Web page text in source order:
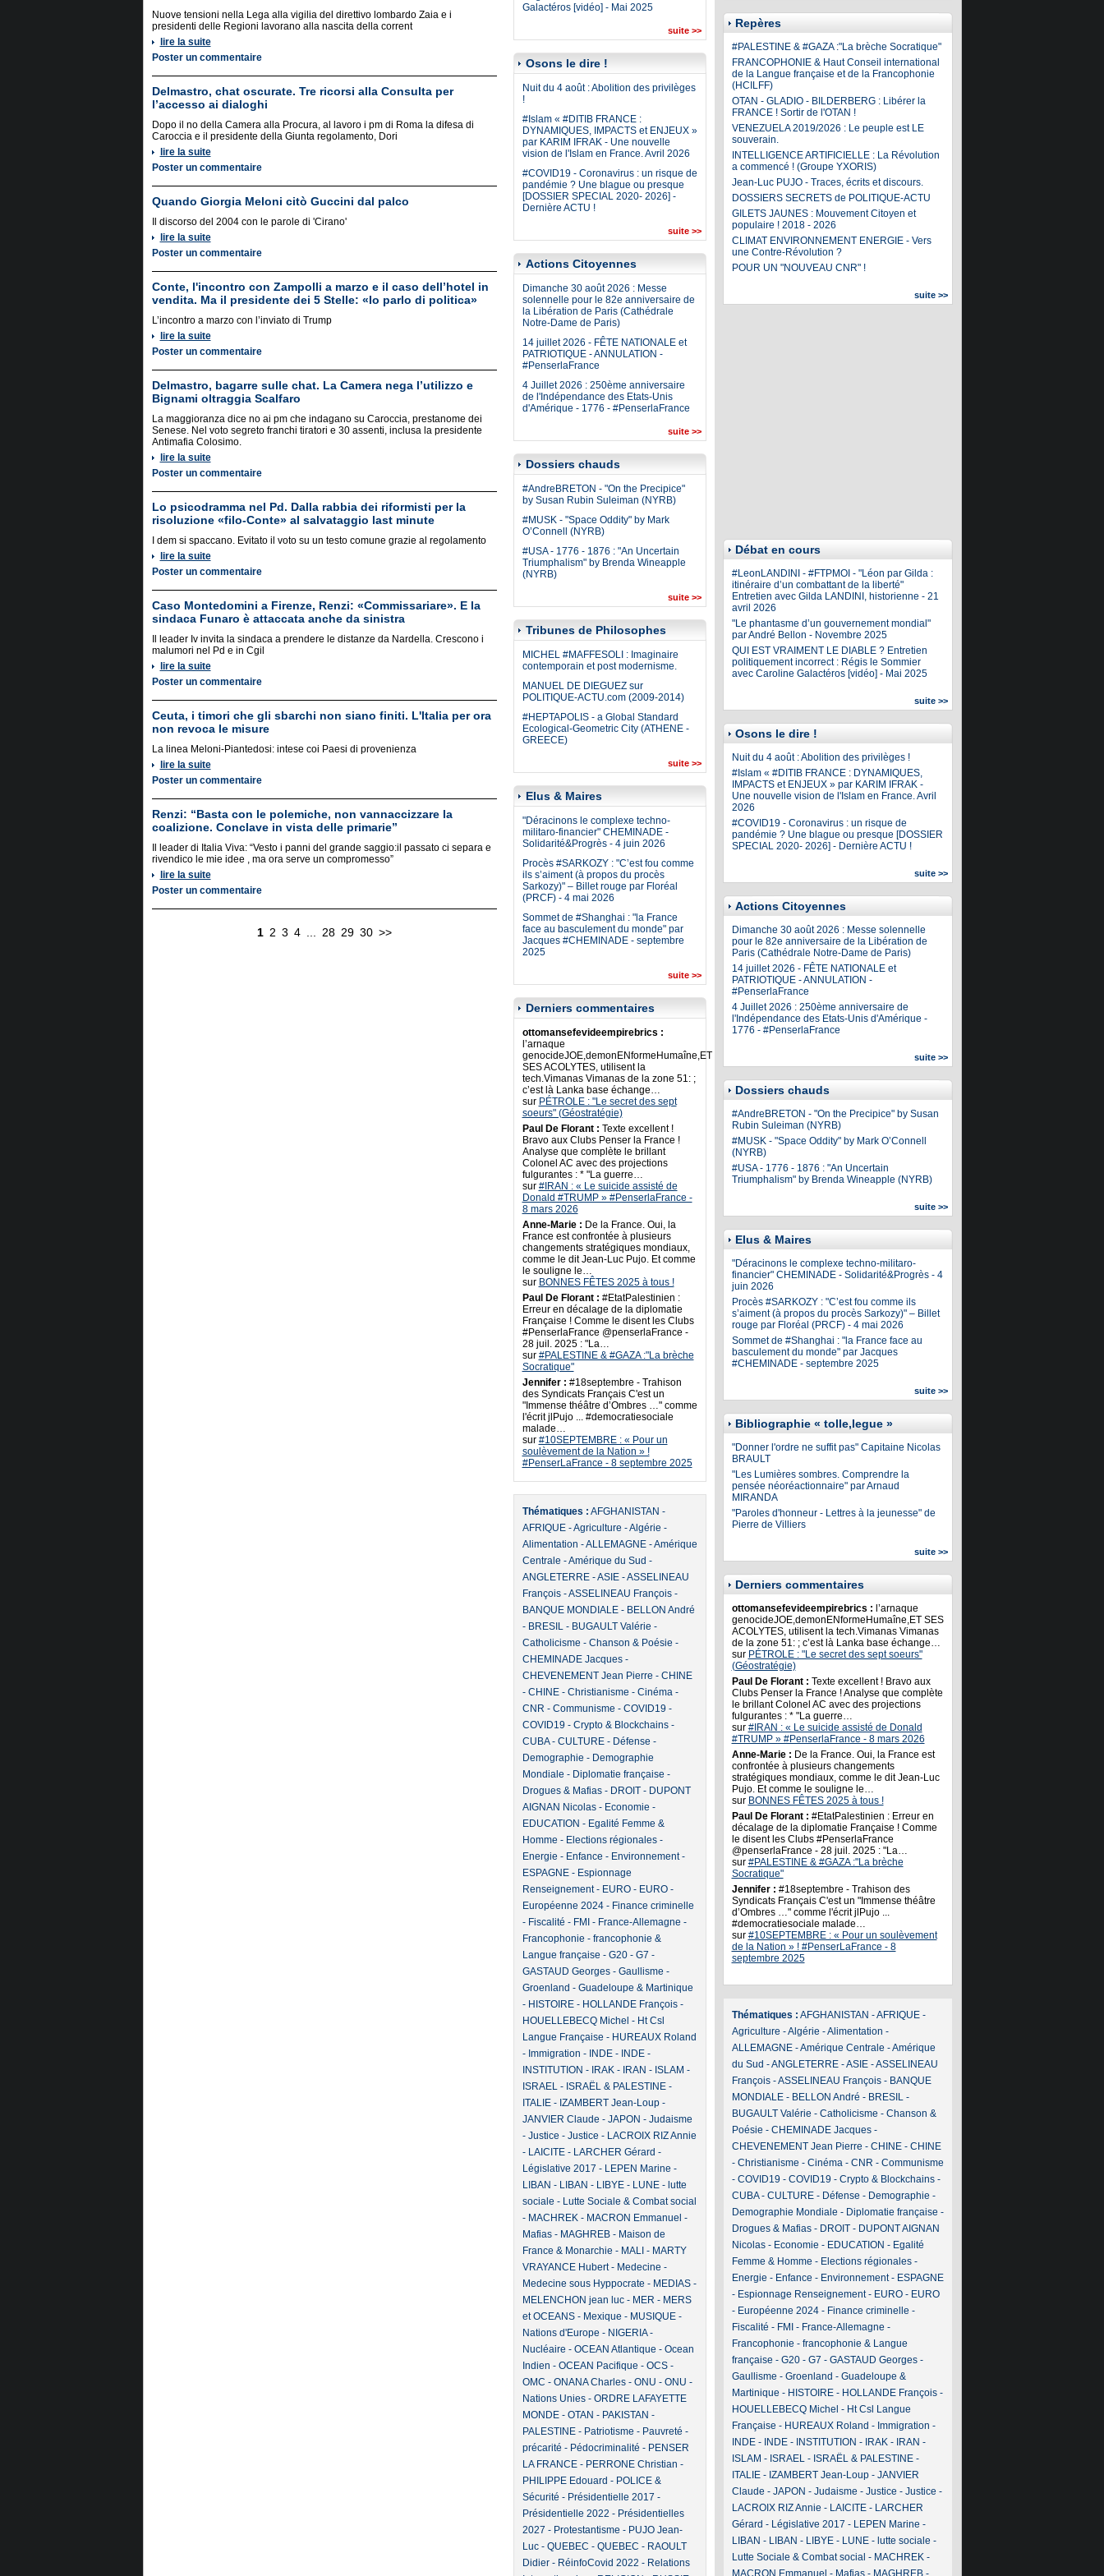
Nuove tensioni nella Lega alla vigilia del direttivo lombardo Zaia e i
presidenti delle Regioni lavorano alla nascita della corrent
lire la suite
Poster un commentaire
Delmastro, chat oscurate. Tre ricorsi alla Consulta per
l’accesso ai dialoghi
Dopo il no della Camera alla Procura, al lavoro i pm di Roma la difesa di
Caroccia e il presidente della Giunta regolamento, Dori
lire la suite
Poster un commentaire
Quando Giorgia Meloni citò Guccini dal palco
Il discorso del 2004 con le parole di 'Cirano'
lire la suite
Poster un commentaire
Conte, l'incontro con Zampolli a marzo e il caso dell’hotel in
vendita. Ma il presidente dei 5 Stelle: «Io parlo di politica»
L’incontro a marzo con l’inviato di Trump
lire la suite
Poster un commentaire
Delmastro, bagarre sulle chat. La Camera nega l’utilizzo e
Bignami oltraggia Scalfaro
La maggioranza dice no ai pm che indagano su Caroccia, prestanome dei
Senese. Nel voto segreto franchi tiratori e 30 assenti, inclusa la presidente
Antimafia Colosimo.
lire la suite
Poster un commentaire
Lo psicodramma nel Pd. Dalla rabbia dei riformisti per la
risoluzione «filo-Conte» al salvataggio last minute
I dem si spaccano. Evitato il voto su un testo comune grazie al regolamento
lire la suite
Poster un commentaire
Caso Montedomini a Firenze, Renzi: «Commissariare». E la
sindaca Funaro è attaccata anche da sinistra
Il leader Iv invita la sindaca a prendere le distanze da Nardella. Crescono i
malumori nel Pd e in Cgil
lire la suite
Poster un commentaire
Ceuta, i timori che gli sbarchi non siano finiti. L'Italia per ora
non revoca le misure
La linea Meloni-Piantedosi: intese coi Paesi di provenienza
lire la suite
Poster un commentaire
Renzi: “Basta con le polemiche, non vannaccizzare la
coalizione. Conclave in vista delle primarie”
Il leader di Italia Viva: “Vesto i panni del grande saggio:il passato ci separa e
rivendico le mie idee , ma ora serve un compromesso”
lire la suite
Poster un commentaire
1 2 3 4 28 29 30 >>
Galactéros [vidéo] - Mai 2025
suite >>
Osons le dire !
Nuit du 4 août : Abolition des privilèges
!
#Islam « #DITIB FRANCE :
DYNAMIQUES, IMPACTS et ENJEUX »
par KARIM IFRAK - Une nouvelle
vision de l'Islam en France. Avril 2026
#COVID19 - Coronavirus : un risque de
pandémie ? Une blague ou presque
[DOSSIER SPECIAL 2020- 2026] -
Dernière ACTU !
suite >>
Actions Citoyennes
Dimanche 30 août 2026 : Messe
solennelle pour le 82e anniversaire de
la Libération de Paris (Cathédrale
Notre-Dame de Paris)
14 juillet 2026 - FÊTE NATIONALE et
PATRIOTIQUE - ANNULATION -
#PenserlaFrance
4 Juillet 2026 : 250ème anniversaire
de l'Indépendance des Etats-Unis
d'Amérique - 1776 - #PenserlaFrance
suite >>
Dossiers chauds
#AndreBRETON - "On the Precipice"
by Susan Rubin Suleiman (NYRB)
#MUSK - "Space Oddity" by Mark
O’Connell (NYRB)
#USA - 1776 - 1876 : "An Uncertain
Triumphalism" by Brenda Wineapple
(NYRB)
suite >>
Tribunes de Philosophes
MICHEL #MAFFESOLI : Imaginaire
contemporain et post modernisme.
MANUEL DE DIEGUEZ sur
POLITIQUE-ACTU.com (2009-2014)
#HEPTAPOLIS - a Global Standard
Ecological-Geometric City (ATHENE -
GREECE)
suite >>
Elus & Maires
"Déracinons le complexe techno-
militaro-financier" CHEMINADE -
Solidarité&Progrès - 4 juin 2026
Procès #SARKOZY : "C’est fou comme
ils s’aiment (à propos du procès
Sarkozy)" – Billet rouge par Floréal
(PRCF) - 4 mai 2026
Sommet de #Shanghai : "la France
face au basculement du monde" par
Jacques #CHEMINADE - septembre
2025
suite >>
Derniers commentaires
ottomansefevideempirebrics :
l’arnaque
genocideJOE,demonENformeHumaîne,ET
SES ACOLYTES, utilisent la
tech.Vimanas Vimanas de la zone 51: ;
c’est là Lanka base échange…
sur PÉTROLE : "Le secret des sept
soeurs" (Géostratégie)
Paul De Florant : Texte excellent !
Bravo aux Clubs Penser la France !
Analyse que complète le brillant
Colonel AC avec des projections
fulgurantes : * "La guerre…
sur #IRAN : « Le suicide assisté de
Donald #TRUMP » #PenserlaFrance -
8 mars 2026
Anne-Marie : De la France. Oui, la
France est confrontée à plusieurs
changements stratégiques mondiaux,
comme le dit Jean-Luc Pujo. Et comme
le souligne le…
sur BONNES FÊTES 2025 à tous !
Paul De Florant : #EtatPalestinien :
Erreur en décalage de la diplomatie
Française ! Comme le disent les Clubs
#PenserlaFrance @penserlaFrance -
28 juil. 2025 : "La…
sur #PALESTINE & #GAZA :"La brèche
Socratique"
Jennifer : #18septembre - Trahison
des Syndicats Français C'est un
"Immense théâtre d’Ombres …" comme
l'écrit jlPujo ... #democratiesociale
malade…
sur #10SEPTEMBRE : « Pour un
soulèvement de la Nation » !
#PenserLaFrance - 8 septembre 2025
Thématiques : AFGHANISTAN -
AFRIQUE-Agriculture -Algérie -
Alimentation -ALLEMAGNE-Amérique
Centrale -Amérique du Sud -
ANGLETERRE-ASIE-ASSELINEAU
François-ASSELINEAU François-
BANQUE MONDIALE- BELLON André
- BRESIL- BUGAULT Valérie -
Catholicisme - Chanson & Poésie -
CHEMINADE Jacques-
CHEVENEMENT Jean Pierre - CHINE
- CHINE- Christianisme - Cinéma-
CNR - Communisme - COVID19 -
COVID19 - Crypto & Blockchains-
CUBA- CULTURE- Défense -
Demographie - Demographie
Mondiale - Diplomatie française -
Drogues & Mafias- DROIT- DUPONT
AIGNAN Nicolas- Economie -
EDUCATION - Egalité Femme &
Homme - Elections régionales-
Energie - Enfance - Environnement-
ESPAGNE- Espionnage
Renseignement- EURO- EURO-
Européenne 2024- Finance criminelle
- Fiscalité - FMI - France-Allemagne -
Francophonie - francophonie &
Langue française - G20- G7 -
GASTAUD Georges- Gaullisme -
Groenland - Guadeloupe & Martinique
- HISTOIRE- HOLLANDE François-
HOUELLEBECQ Michel - Ht Csl
Langue Française - HUREAUX Roland
- Immigration - INDE- INDE-
INSTITUTION - IRAK- IRAN - ISLAM -
ISRAEL- ISRAËL & PALESTINE-
ITALIE- IZAMBERT Jean-Loup-
JANVIER Claude - JAPON - Judaisme
- Justice - Justice - LACROIX RIZ Annie
- LAICITE- LARCHER Gérard -
Législative 2017 - LEPEN Marine -
LIBAN - LIBAN - LIBYE- LUNE- lutte
sociale - Lutte Sociale & Combat social
- MACHREK- MACRON Emmanuel -
Mafias- MAGHREB- Maison de
France & Monarchie - MALI - MARTY
VRAYANCE Hubert- Medecine -
Medecine sous Hyppocrate - MEDIAS-
MELENCHON jean luc- MER - MERS
et OCEANS- Mexique - MUSIQUE-
Nations d'Europe - NIGERIA-
Nucléaire - OCEAN Atlantique - Ocean
Indien - OCEAN Pacifique - OCS-
OMC - ONANA Charles- ONU - ONU -
Nations Unies- ORDRE LAFAYETTE
MONDE- OTAN - PAKISTAN -
PALESTINE- Patriotisme - Pauvreté -
précarité - Pédocriminalité - PENSER
LA FRANCE- PERRONE Christian -
PHILIPPE Edouard - POLICE &
Sécurité - Présidentielle 2017 -
Présidentielle 2022 - Présidentielles
2027 - Protestantisme - PUJO Jean-
Luc- QUEBEC - QUEBEC - RAOULT
Didier- RéinfoCovid 2022 - Relations
Repères
#PALESTINE & #GAZA :"La brèche Socratique"
FRANCOPHONIE & Haut Conseil international
de la Langue française et de la Francophonie
(HCILFF)
OTAN - GLADIO - BILDERBERG : Libérer la
FRANCE ! Sortir de l'OTAN !
VENEZUELA 2019/2026 : Le peuple est LE
souverain.
INTELLIGENCE ARTIFICIELLE : La Révolution
a commencé ! (Groupe YXORIS)
Jean-Luc PUJO - Traces, écrits et discours.
DOSSIERS SECRETS de POLITIQUE-ACTU
GILETS JAUNES : Mouvement Citoyen et
populaire ! 2018 - 2026
CLIMAT ENVIRONNEMENT ENERGIE - Vers
une Contre-Révolution ?
POUR UN "NOUVEAU CNR" !
suite >>
Débat en cours
#LeonLANDINI - #FTPMOI - "Léon par Gilda :
itinéraire d’un combattant de la liberté"
Entretien avec Gilda LANDINI, historienne - 21
avril 2026
"Le phantasme d’un gouvernement mondial"
par André Bellon - Novembre 2025
QUI EST VRAIMENT LE DIABLE ? Entretien
politiquement incorrect : Régis le Sommier
avec Caroline Galactéros [vidéo] - Mai 2025
suite >>
Osons le dire !
Nuit du 4 août : Abolition des privilèges !
#Islam « #DITIB FRANCE : DYNAMIQUES,
IMPACTS et ENJEUX » par KARIM IFRAK -
Une nouvelle vision de l'Islam en France. Avril
2026
#COVID19 - Coronavirus : un risque de
pandémie ? Une blague ou presque [DOSSIER
SPECIAL 2020- 2026] - Dernière ACTU !
suite >>
Actions Citoyennes
Dimanche 30 août 2026 : Messe solennelle
pour le 82e anniversaire de la Libération de
Paris (Cathédrale Notre-Dame de Paris)
14 juillet 2026 - FÊTE NATIONALE et
PATRIOTIQUE - ANNULATION -
#PenserlaFrance
4 Juillet 2026 : 250ème anniversaire de
l'Indépendance des Etats-Unis d'Amérique -
1776 - #PenserlaFrance
suite >>
Dossiers chauds
#AndreBRETON - "On the Precipice" by Susan
Rubin Suleiman (NYRB)
#MUSK - "Space Oddity" by Mark O’Connell
(NYRB)
#USA - 1776 - 1876 : "An Uncertain
Triumphalism" by Brenda Wineapple (NYRB)
suite >>
Elus & Maires
"Déracinons le complexe techno-militaro-
financier" CHEMINADE - Solidarité&Progrès - 4
juin 2026
Procès #SARKOZY : "C’est fou comme ils
s’aiment (à propos du procès Sarkozy)" – Billet
rouge par Floréal (PRCF) - 4 mai 2026
Sommet de #Shanghai : "la France face au
basculement du monde" par Jacques
#CHEMINADE - septembre 2025
suite >>
Bibliographie « tolle,legue »
"Donner l'ordre ne suffit pas" Capitaine Nicolas
BRAULT
"Les Lumières sombres. Comprendre la
pensée néoréactionnaire" par Arnaud
MIRANDA
"Paroles d'honneur - Lettres à la jeunesse" de
Pierre de Villiers
suite >>
Derniers commentaires
ottomansefevideempirebrics : l’arnaque
genocideJOE,demonENformeHumaîne,ET SES
ACOLYTES, utilisent la tech.Vimanas Vimanas
de la zone 51: ; c’est là Lanka base échange…
sur PÉTROLE : "Le secret des sept soeurs"
(Géostratégie)
Paul De Florant : Texte excellent ! Bravo aux
Clubs Penser la France ! Analyse que complète
le brillant Colonel AC avec des projections
fulgurantes : * "La guerre…
sur #IRAN : « Le suicide assisté de Donald
#TRUMP » #PenserlaFrance - 8 mars 2026
Anne-Marie : De la France. Oui, la France est
confrontée à plusieurs changements
stratégiques mondiaux, comme le dit Jean-Luc
Pujo. Et comme le souligne le…
sur BONNES FÊTES 2025 à tous !
Paul De Florant : #EtatPalestinien : Erreur en
décalage de la diplomatie Française ! Comme
le disent les Clubs #PenserlaFrance
@penserlaFrance - 28 juil. 2025 : "La…
sur #PALESTINE & #GAZA :"La brèche
Socratique"
Jennifer : #18septembre - Trahison des
Syndicats Français C'est un "Immense théâtre
d’Ombres …" comme l'écrit jlPujo ...
#democratiesociale malade…
sur #10SEPTEMBRE : « Pour un soulèvement
de la Nation » ! #PenserLaFrance - 8
septembre 2025
Thématiques : AFGHANISTAN -AFRIQUE-
Agriculture -Algérie -Alimentation -
ALLEMAGNE-Amérique Centrale -Amérique
du Sud -ANGLETERRE-ASIE-ASSELINEAU
François-ASSELINEAU François- BANQUE
MONDIALE- BELLON André - BRESIL-
BUGAULT Valérie - Catholicisme - Chanson &
Poésie - CHEMINADE Jacques-
CHEVENEMENT Jean Pierre - CHINE- CHINE
- Christianisme - Cinéma- CNR - Communisme
- COVID19 - COVID19 - Crypto & Blockchains-
CUBA- CULTURE- Défense - Demographie -
Demographie Mondiale - Diplomatie française -
Drogues & Mafias- DROIT- DUPONT AIGNAN
Nicolas- Economie - EDUCATION - Egalité
Femme & Homme - Elections régionales-
Energie - Enfance - Environnement- ESPAGNE
- Espionnage Renseignement- EURO- EURO
- Européenne 2024- Finance criminelle -
Fiscalité - FMI - France-Allemagne -
Francophonie - francophonie & Langue
française - G20- G7 - GASTAUD Georges-
Gaullisme - Groenland - Guadeloupe &
Martinique - HISTOIRE- HOLLANDE François-
HOUELLEBECQ Michel - Ht Csl Langue
Française - HUREAUX Roland - Immigration -
INDE- INDE- INSTITUTION - IRAK- IRAN -
ISLAM - ISRAEL- ISRAËL & PALESTINE-
ITALIE- IZAMBERT Jean-Loup- JANVIER
Claude - JAPON - Judaisme - Justice - Justice -
LACROIX RIZ Annie - LAICITE- LARCHER
Gérard - Législative 2017 - LEPEN Marine -
LIBAN - LIBAN - LIBYE- LUNE- lutte sociale -
Lutte Sociale & Combat social - MACHREK-
MACRON Emmanuel - Mafias- MAGHREB-